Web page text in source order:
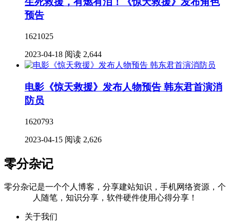
预告
1621025
2023-04-18 阅读 2,644
电影《惊天救援》发布人物预告 韩东君首演消
防员
1620793
2023-04-15 阅读 2,626
零分杂记
零分杂记是一个个人博客，分享建站知识，手机网络资源，个
人随笔，知识分享，软件硬件使用心得分享！
关于我们